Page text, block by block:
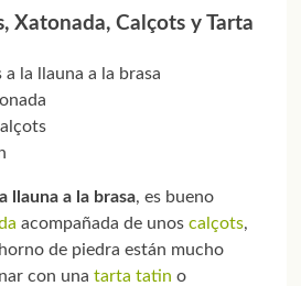
Xatonada, Calçots y Tarta
a la llauna a la brasa
llauna a la brasa, es bueno
acompañada de unos calçots,
de piedra están mucho
con una tarta tatin o